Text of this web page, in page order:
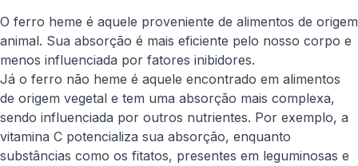
O ferro heme é aquele proveniente de alimentos de origem
animal. Sua absorção é mais eficiente pelo nosso corpo e
menos influenciada por fatores inibidores.
Já o ferro não heme é aquele encontrado em alimentos
de origem vegetal e tem uma absorção mais complexa,
sendo influenciada por outros nutrientes. Por exemplo, a
vitamina C potencializa sua absorção, enquanto
substâncias como os fitatos, presentes em leguminosas e